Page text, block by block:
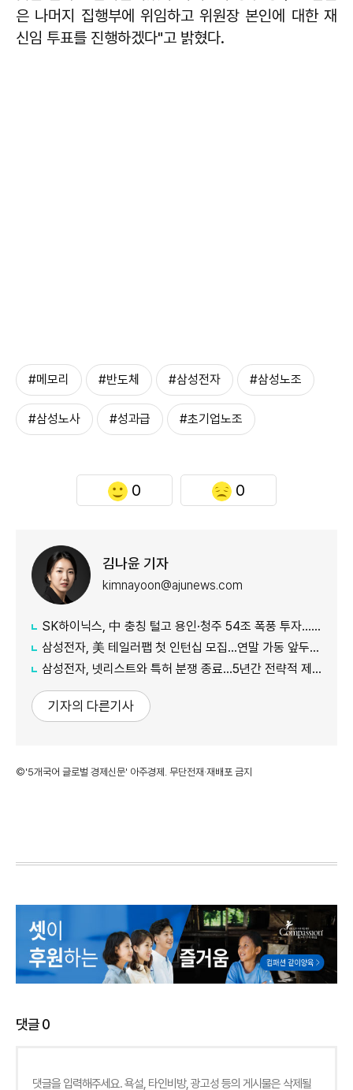
은 나머지 집행부에 위임하고 위원장 본인에 대한 재
신임 투표를 진행하겠다"고 밝혔다.
#메모리 #반도체 #삼성전자 #삼성노조
#삼성노사 #성과급 #초기업노조
0 0
김나윤 기자
kimnayoon@ajunews.com
SK하이닉스, 中 충칭 털고 용인·청주 54조 폭풍 투자…AI 메모리 '선택과 집중'
삼성전자, 美 테일러팹 첫 인턴십 모집…연말 가동 앞두고 '인재 선점' 총력
삼성전자, 넷리스트와 특허 분쟁 종료…5년간 전략적 제휴
기자의 다른기사
©'5개국어 글로벌 경제신문' 아주경제. 무단전재·재배포 금지
댓글0